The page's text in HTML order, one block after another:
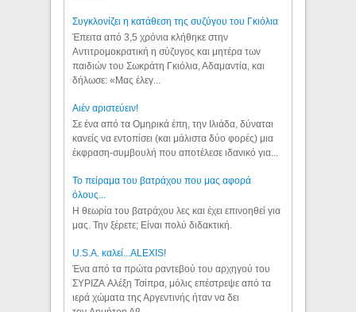
Συγκλονίζει η κατάθεση της συζύγου του Γκιόλια
Έπειτα από 3,5 χρόνια κλήθηκε στην
Αντιτρομοκρατική η σύζυγος και μητέρα των
παιδιών του Σωκράτη Γκιόλια, Αδαμαντία, και
δήλωσε: «Μας έλεγ...
Aιέν αριστεύειν!
Σε ένα από τα Ομηρικά έπη, την Ιλιάδα, δύναται
κανείς να εντοπίσει (και μάλιστα δύο φορές) μια
έκφραση-συμβουλή που αποτέλεσε ιδανικό για...
Το πείραμα του βατράχου που μας αφορά
όλους...
Η θεωρία του βατράχου λες και έχει επινοηθεί για
μας. Την ξέρετε; Είναι πολύ διδακτική.
U.S.A. καλεί...ALEXIS!
Ένα από τα πρώτα ραντεβού του αρχηγού του
ΣΥΡΙΖΑ Αλέξη Τσίπρα, μόλις επέστρεψε από τα
ιερά χώματα της Αργεντινής ήταν να δει